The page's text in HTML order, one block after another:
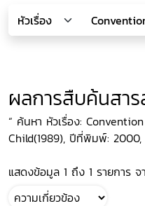
ผลการสืบค้นสา
“ ค้นหา หัวเรื่อง:
Child(1989), ปีที่พิมพ์: 2000,
แสดงข้อมูล 1 ถึง 1 รายการ